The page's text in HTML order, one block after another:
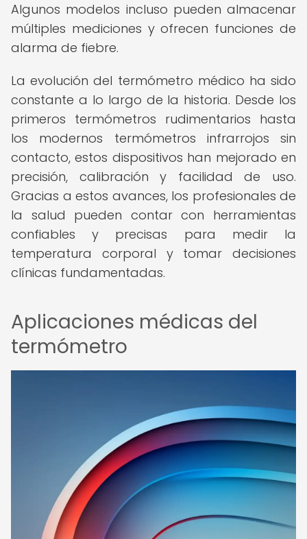
Algunos modelos incluso pueden almacenar
múltiples mediciones y ofrecen funciones de
alarma de fiebre.
La evolución del termómetro médico ha sido
constante a lo largo de la historia. Desde los
primeros termómetros rudimentarios hasta
los modernos termómetros infrarrojos sin
contacto, estos dispositivos han mejorado en
precisión, calibración y facilidad de uso.
Gracias a estos avances, los profesionales de
la salud pueden contar con herramientas
confiables y precisas para medir la
temperatura corporal y tomar decisiones
clínicas fundamentadas.
Aplicaciones médicas del
termómetro